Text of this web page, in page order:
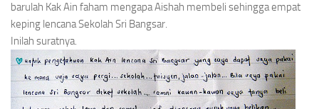
barulah Kak Ain faham mengapa Aishah membeli sehingga empat
keping lencana Sekolah Sri Bangsar.
Inilah suratnya.